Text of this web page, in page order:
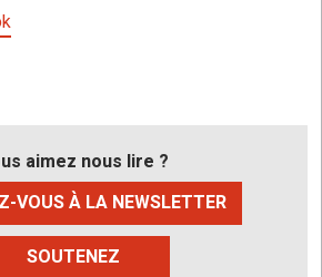
aimez nous lire ?
VOUS À LA NEWSLETTER
SOUTENEZ